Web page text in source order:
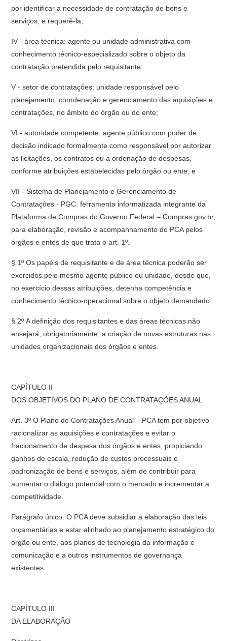
por identificar a necessidade de contratação de bens e
serviços, e requerê-la;
IV - área técnica: agente ou unidade administrativa com
conhecimento técnico-especializado sobre o objeto da
contratação pretendida pelo requisitante;
V - setor de contratações: unidade responsável pelo
planejamento, coordenação e gerenciamento das aquisições e
contratações, no âmbito do órgão ou do ente;
VI - autoridade competente: agente público com poder de
decisão indicado formalmente como responsável por autorizar
as licitações, os contratos ou a ordenação de despesas,
conforme atribuições estabelecidas pelo órgão ou ente; e
VII - Sistema de Planejamento e Gerenciamento de
Contratações - PGC: ferramenta informatizada integrante da
Plataforma de Compras do Governo Federal – Compras.gov.br,
para elaboração, revisão e acompanhamento do PCA pelos
órgãos e entes de que trata o art. 1º.
§ 1º Os papéis de requisitante e de área técnica poderão ser
exercidos pelo mesmo agente público ou unidade, desde que,
no exercício dessas atribuições, detenha competência e
conhecimento técnico-operacional sobre o objeto demandado.
§ 2º A definição dos requisitantes e das áreas técnicas não
ensejará, obrigatoriamente, a criação de novas estruturas nas
unidades organizacionais dos órgãos e entes.
CAPÍTULO II
DOS OBJETIVOS DO PLANO DE CONTRATAÇÕES ANUAL
Art. 3º O Plano de Contratações Anual – PCA tem por objetivo
racionalizar as aquisições e contratações e evitar o
fracionamento de despesa dos órgãos e entes, propiciando
ganhos de escala, redução de custos processuais e
padronização de bens e serviços, além de contribuir para
aumentar o diálogo potencial com o mercado e incrementar a
competitividade.
Parágrafo único. O PCA deve subsidiar a elaboração das leis
orçamentárias e estar alinhado ao planejamento estratégico do
órgão ou ente, aos planos de tecnologia da informação e
comunicação e a outros instrumentos de governança
existentes.
CAPÍTULO III
DA ELABORAÇÃO